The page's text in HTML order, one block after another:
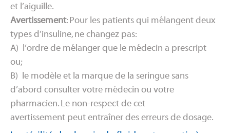
et l’aiguille.
Avertissement: Pour les patients qui mélangent deux
types d’insuline, ne changez pas:
A) l’ordre de mélanger que le médecin a prescript
ou;
B) le modèle et la marque de la seringue sans
d’abord consulter votre médecin ou votre
pharmacien. Le non-respect de cet
avertissement peut entraîner des erreurs de dosage.